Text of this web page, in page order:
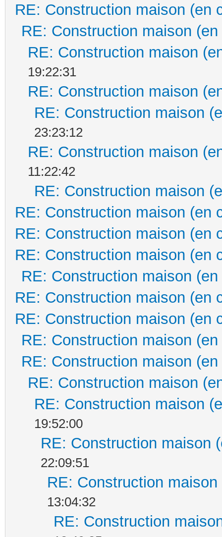
RE: Construction maison (en
RE: Construction maison
RE: Construction maison
19:22:31
RE: Construction maison
RE: Construction maison
23:23:12
RE: Construction maison
11:22:42
RE: Construction maison
RE: Construction maison (en
RE: Construction maison (en
RE: Construction maison (en
RE: Construction maison
RE: Construction maison (en
RE: Construction maison (en
RE: Construction maison
RE: Construction maison
RE: Construction maison
RE: Construction maison
19:52:00
RE: Construction maison
22:09:51
RE: Construction
13:04:32
RE: Construction